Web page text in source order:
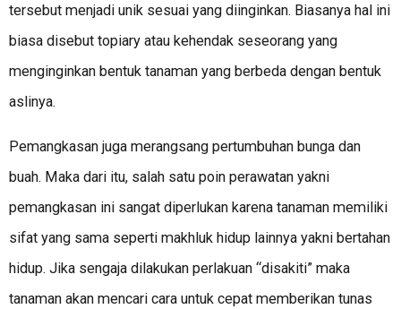
tersebut menjadi unik sesuai yang diinginkan. Biasanya hal ini
biasa disebut topiary atau kehendak seseorang yang
menginginkan bentuk tanaman yang berbeda dengan bentuk
aslinya.
Pemangkasan juga merangsang pertumbuhan bunga dan
buah. Maka dari itu, salah satu poin perawatan yakni
pemangkasan ini sangat diperlukan karena tanaman memiliki
sifat yang sama seperti makhluk hidup lainnya yakni bertahan
hidup. Jika sengaja dilakukan perlakuan “disakiti” maka
tanaman akan mencari cara untuk cepat memberikan tunas